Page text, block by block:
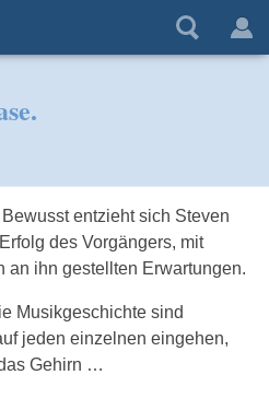
entzieht sich Steven
des Vorgängers, mit
an ihn gestellten Erwartungen.
Musikgeschichte sind
jeden einzelnen eingehen,
Gehirn …